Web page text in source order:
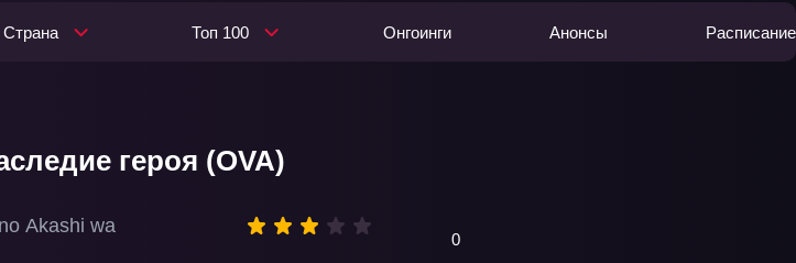
Страна Топ 100 Онгоинги Анонсы Расписание
героя (OVA)
Akashi wa
0